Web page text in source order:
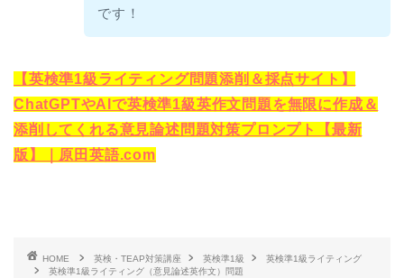
です！
【英検準1級ライティング問題添削＆採点サイト】
ChatGPTやAIで英検準1級英作文問題を無限に作成＆
添削してくれる意見論述問題対策プロンプト【最新
版】｜原田英語.com
HOME 英検・TEAP対策講座 英検準1級
英検準1級ライティング
英検準1級ライティング（意見論述英作文）問題